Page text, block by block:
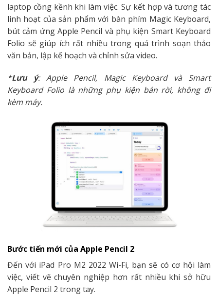
laptop cồng kềnh khi làm việc. Sự kết hợp và tương tác
linh hoạt của sản phẩm với bàn phím Magic Keyboard,
bút cảm ứng Apple Pencil và phụ kiện Smart Keyboard
Folio sẽ giúp ích rất nhiều trong quá trình soạn thảo
văn bản, lập kế hoạch và chỉnh sửa video.
*Lưu ý: Apple Pencil, Magic Keyboard và Smart
Keyboard Folio là những phụ kiện bán rời, không đi
kèm máy.
Bước tiến mới của Apple Pencil 2
Đến với iPad Pro M2 2022 Wi-Fi, bạn sẽ có cơ hội làm
việc, viết vẽ chuyên nghiệp hơn rất nhiều khi sở hữu
Apple Pencil 2 trong tay.